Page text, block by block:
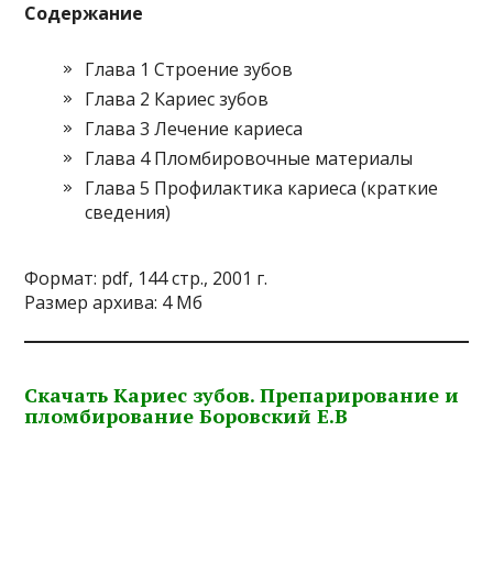
Содержание
Глава 1 Строение зубов
Глава 2 Кариес зубов
Глава 3 Лечение кариеса
Глава 4 Пломбировочные материалы
Глава 5 Профилактика кариеса (краткие
сведения)
Формат: pdf, 144 стр., 2001 г.
Размер архива: 4 Мб
Скачать Кариес зубов. Препарирование и
пломбирование Боровский Е.В